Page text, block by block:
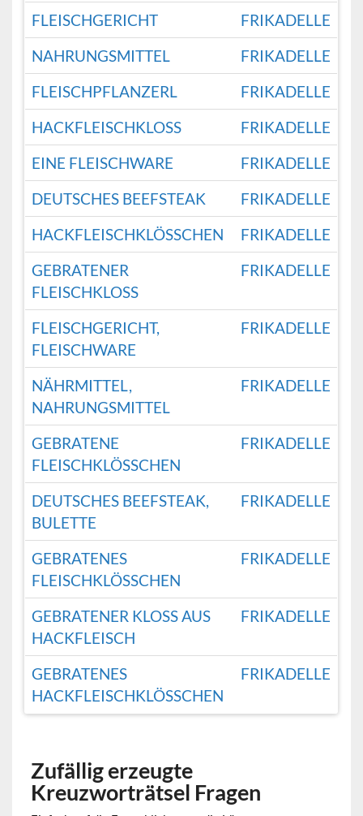
FLEISCHGERICHT
FRIKADELLE
NAHRUNGSMITTEL
FRIKADELLE
FLEISCHPFLANZERL
FRIKADELLE
HACKFLEISCHKLOSS
FRIKADELLE
EINE FLEISCHWARE
FRIKADELLE
DEUTSCHES BEEFSTEAK
FRIKADELLE
HACKFLEISCHKLÖSSCHEN
FRIKADELLE
GEBRATENER
FLEISCHKLOSS
FRIKADELLE
FLEISCHGERICHT,
FLEISCHWARE
FRIKADELLE
NÄHRMITTEL,
NAHRUNGSMITTEL
FRIKADELLE
GEBRATENE
FLEISCHKLÖSSCHEN
FRIKADELLE
DEUTSCHES BEEFSTEAK,
BULETTE
FRIKADELLE
GEBRATENES
FLEISCHKLÖSSCHEN
FRIKADELLE
GEBRATENER KLOSS AUS H
ACKFLEISCH
FRIKADELLE
GEBRATENES
HACKFLEISCHKLÖSSCHEN
FRIKADELLE
Zufällig erzeugte
Kreuzworträtsel Fragen